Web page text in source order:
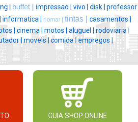
| buffet | impressao | vivo | disk | professor
informatica | riomar | tintas | casamentos |
| cinema | motos | aluguel | rodoviaria |
|moveis |comida | empregos |
GUIA SHOP ONLINE